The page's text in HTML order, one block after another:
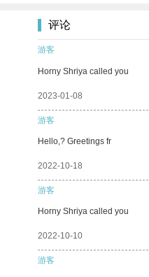
评论
游客
Horny Shriya called you
2023-01-08
游客
Hello,? Greetings fr
2022-10-18
游客
Horny Shriya called you
2022-10-10
游客